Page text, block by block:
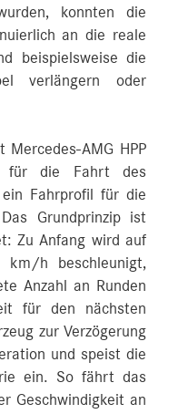
konnten die
an die reale
beispielsweise die
verlängern oder
HPP
für die Fahrt des
ein Fahrprofil für die
Grundprinzip ist
Zu Anfang wird auf
km/h beschleunigt,
Anzahl an Runden
für den nächsten
zur Verzögerung
und speist die
ein. So fährt das
Geschwindigkeit an